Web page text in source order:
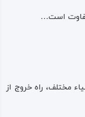
است…
مختلف، راه خروج از